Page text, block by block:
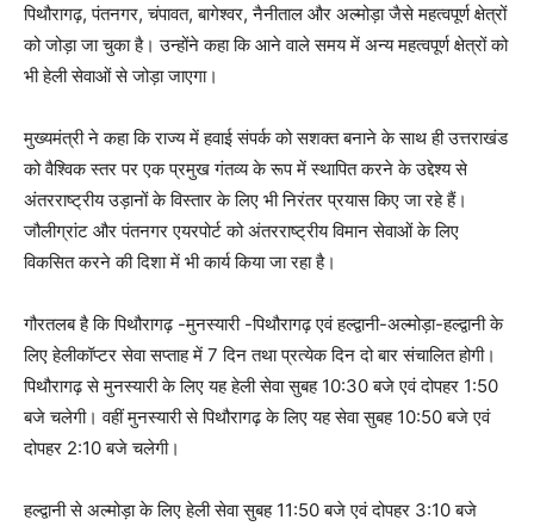
पिथौरागढ़, पंतनगर, चंपावत, बागेश्वर, नैनीताल और अल्मोड़ा जैसे महत्वपूर्ण क्षेत्रों
को जोड़ा जा चुका है। उन्होंने कहा कि आने वाले समय में अन्य महत्वपूर्ण क्षेत्रों को
भी हेली सेवाओं से जोड़ा जाएगा।
मुख्यमंत्री ने कहा कि राज्य में हवाई संपर्क को सशक्त बनाने के साथ ही उत्तराखंड
को वैश्विक स्तर पर एक प्रमुख गंतव्य के रूप में स्थापित करने के उद्देश्य से
अंतरराष्ट्रीय उड़ानों के विस्तार के लिए भी निरंतर प्रयास किए जा रहे हैं।
जौलीग्रांट और पंतनगर एयरपोर्ट को अंतरराष्ट्रीय विमान सेवाओं के लिए
विकसित करने की दिशा में भी कार्य किया जा रहा है।
गौरतलब है कि पिथौरागढ़ -मुनस्यारी -पिथौरागढ़ एवं हल्द्वानी-अल्मोड़ा-हल्द्वानी के
लिए हेलीकॉप्टर सेवा सप्ताह में 7 दिन तथा प्रत्येक दिन दो बार संचालित होगी।
पिथौरागढ़ से मुनस्यारी के लिए यह हेली सेवा सुबह 10:30 बजे एवं दोपहर 1:50
बजे चलेगी। वहीं मुनस्यारी से पिथौरागढ़ के लिए यह सेवा सुबह 10:50 बजे एवं
दोपहर 2:10 बजे चलेगी।
हल्द्वानी से अल्मोड़ा के लिए हेली सेवा सुबह 11:50 बजे एवं दोपहर 3:10 बजे